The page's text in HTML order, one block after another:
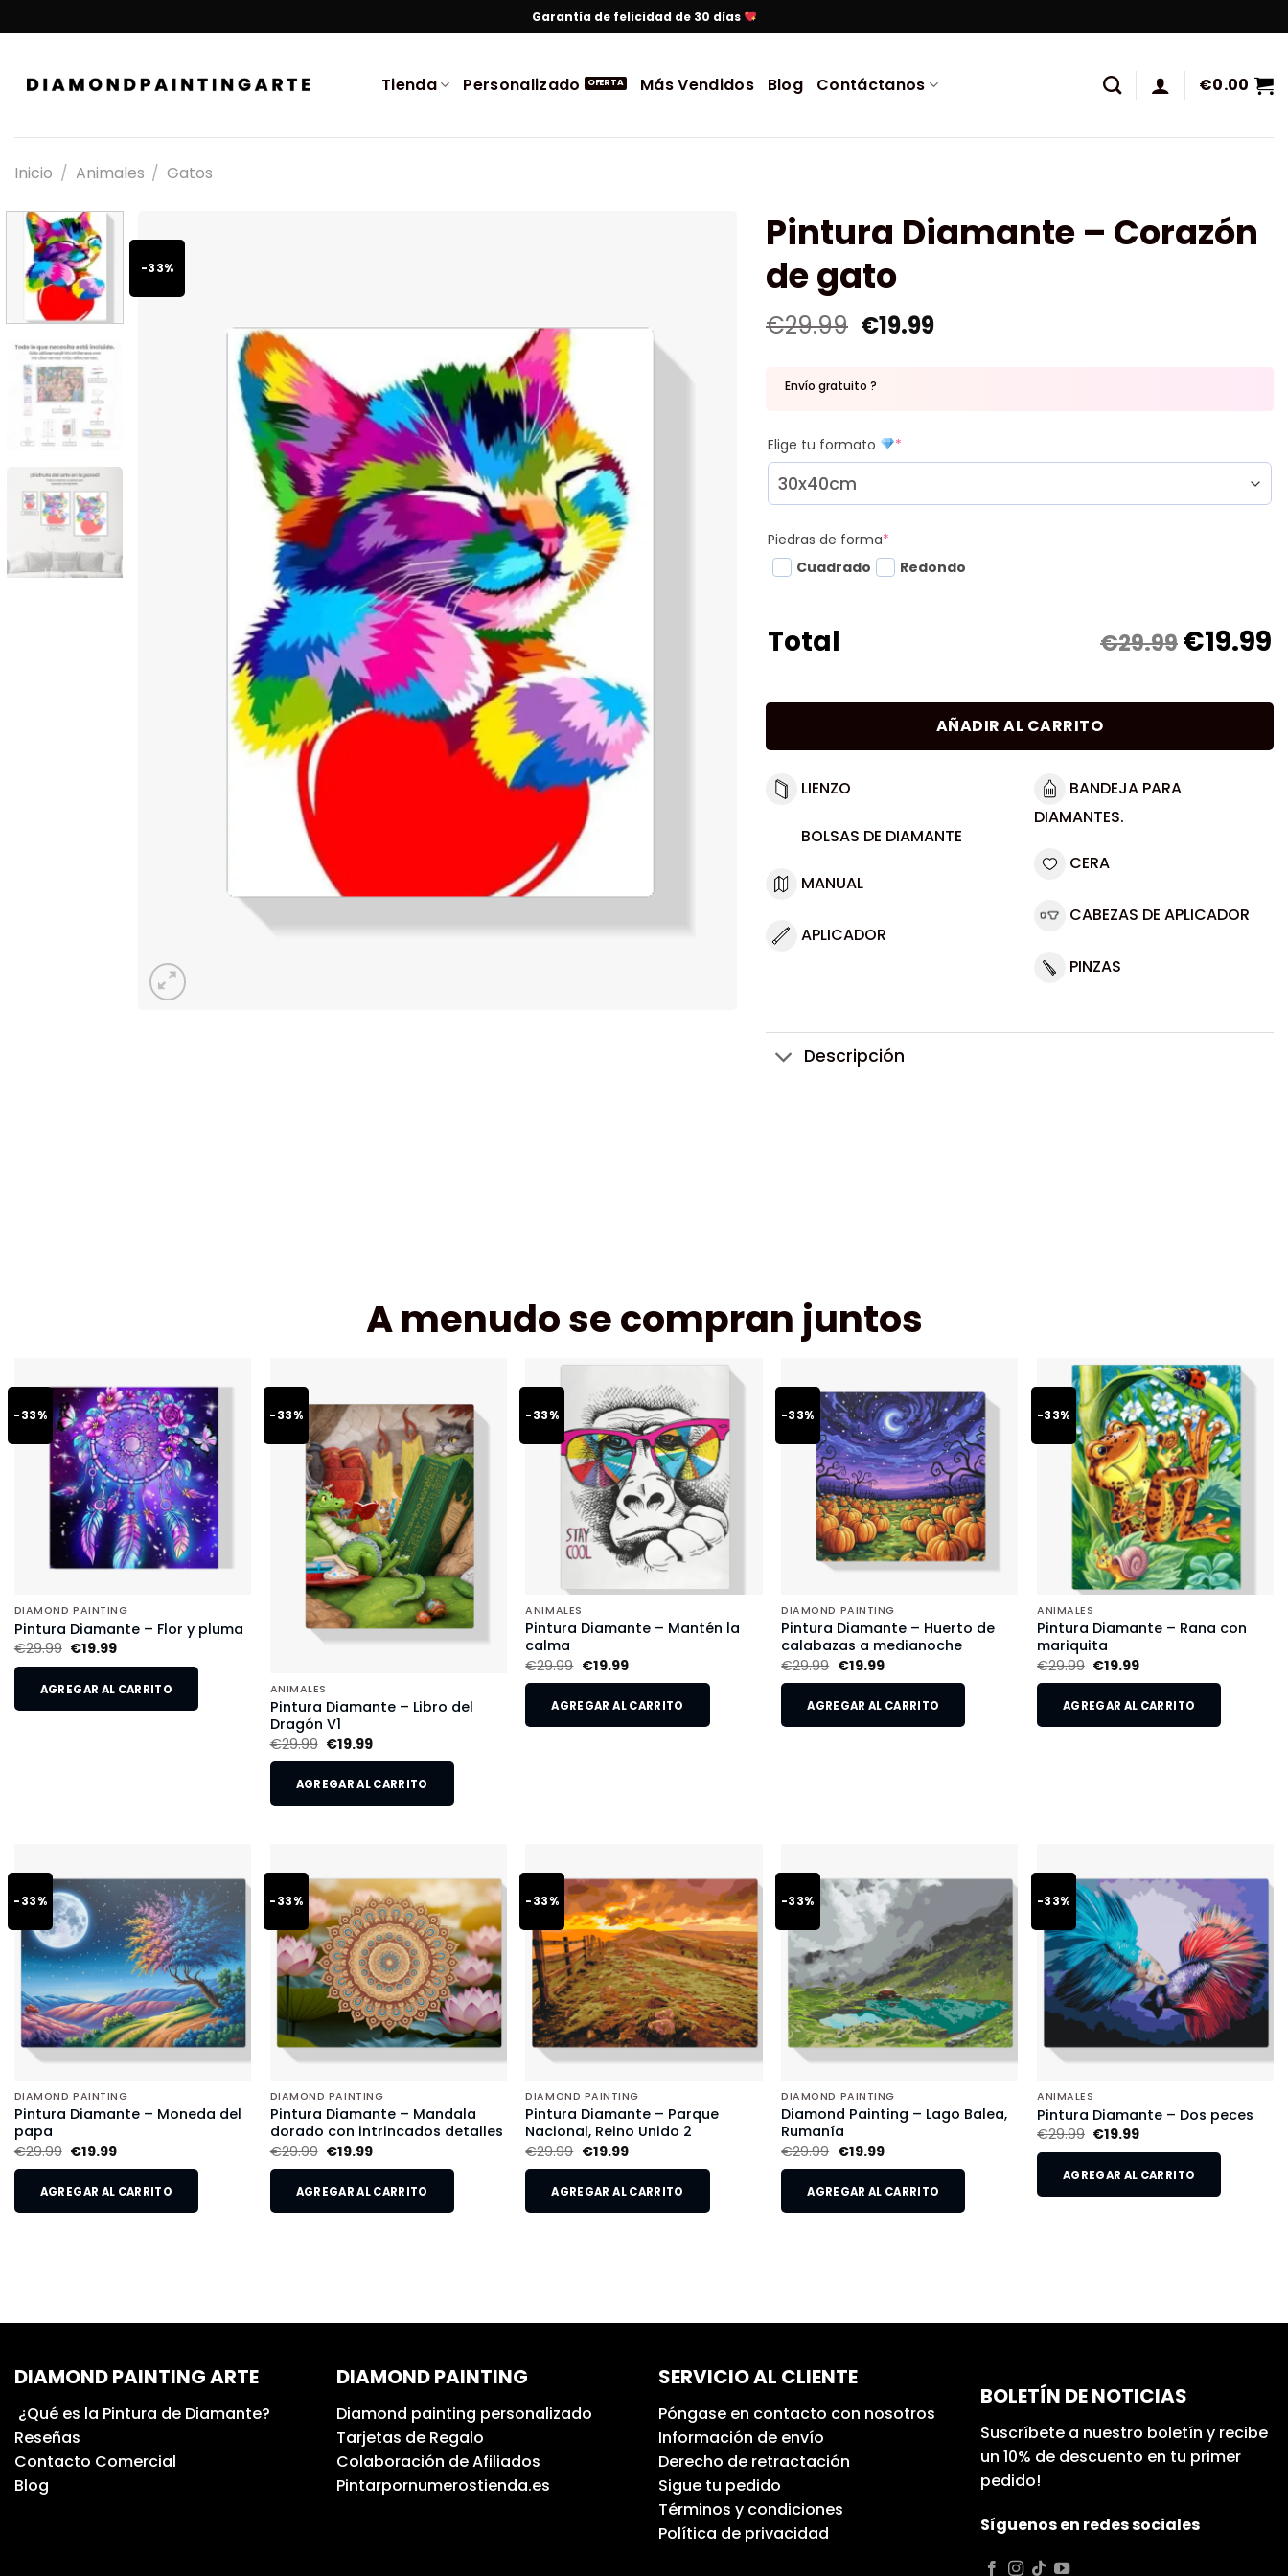
Garantía de felicidad de 30 días
Tienda Personalizado Más Vendidos Blog Contáctanos €0.00
Inicio / Animales / Gatos
-33%
Pintura Diamante – Corazón
de gato
€29.99 €19.99
Envío gratuito ?
Elige tu formato *
Piedras de forma*
Cuadrado
Redondo
Total €29.99€19.99
AÑADIR AL CARRITO
LIENZO
BOLSAS DE DIAMANTE
MANUAL
APLICADOR
BANDEJA PARA
DIAMANTES.
CERA
CABEZAS DE APLICADOR
PINZAS
Descripción
A menudo se compran juntos
-33%
DIAMOND PAINTING
Pintura Diamante – Flor y pluma
€29.99 €19.99
AGREGAR AL CARRITO
-33%
ANIMALES
Pintura Diamante – Libro del
Dragón V1
€29.99 €19.99
AGREGAR AL CARRITO
-33%
ANIMALES
Pintura Diamante – Mantén la
calma
€29.99 €19.99
AGREGAR AL CARRITO
-33%
DIAMOND PAINTING
Pintura Diamante – Huerto de
calabazas a medianoche
€29.99 €19.99
AGREGAR AL CARRITO
-33%
ANIMALES
Pintura Diamante – Rana con
mariquita
€29.99 €19.99
AGREGAR AL CARRITO
-33%
DIAMOND PAINTING
Pintura Diamante – Moneda del
papa
€29.99 €19.99
AGREGAR AL CARRITO
-33%
DIAMOND PAINTING
Pintura Diamante – Mandala
dorado con intrincados detalles
€29.99 €19.99
AGREGAR AL CARRITO
-33%
DIAMOND PAINTING
Pintura Diamante – Parque
Nacional, Reino Unido 2
€29.99 €19.99
AGREGAR AL CARRITO
-33%
DIAMOND PAINTING
Diamond Painting – Lago Balea,
Rumanía
€29.99 €19.99
AGREGAR AL CARRITO
-33%
ANIMALES
Pintura Diamante – Dos peces
€29.99 €19.99
AGREGAR AL CARRITO
DIAMOND PAINTING ARTE
¿Qué es la Pintura de Diamante?
Reseñas
Contacto Comercial
Blog
DIAMOND PAINTING
Diamond painting personalizado
Tarjetas de Regalo
Colaboración de Afiliados
Pintarpornumerostienda.es
SERVICIO AL CLIENTE
Póngase en contacto con nosotros
Información de envío
Derecho de retractación
Sigue tu pedido
Términos y condiciones
Política de privacidad
BOLETÍN DE NOTICIAS
Suscríbete a nuestro boletín y recibe
un 10% de descuento en tu primer
pedido!
Síguenos en redes sociales